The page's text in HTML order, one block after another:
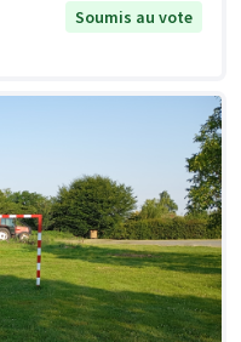
Soumis au vote